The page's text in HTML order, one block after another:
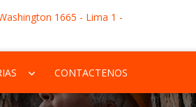
1665 - Lima 1 -
CONTACTENOS